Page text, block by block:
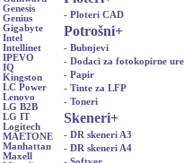
Genesis
Genius
Gigabyte
Intel
Intellinet
IPEVO
IQ
Kingston
LC Power
Lenovo
LG B2B
LG IT
Logitech
MAETONE
Manhattan
Maxell
- Ploteri CAD
Potrošni+
- Bubnjevi
- Dodaci za fotokopirne
- Papir
- Tinte za LFP
- Toneri
Skeneri+
- DR skeneri A3
- DR skeneri A4